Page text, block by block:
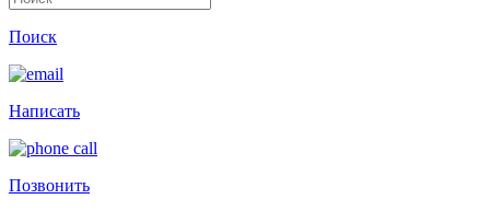
Поиск
Написать
Позвонить